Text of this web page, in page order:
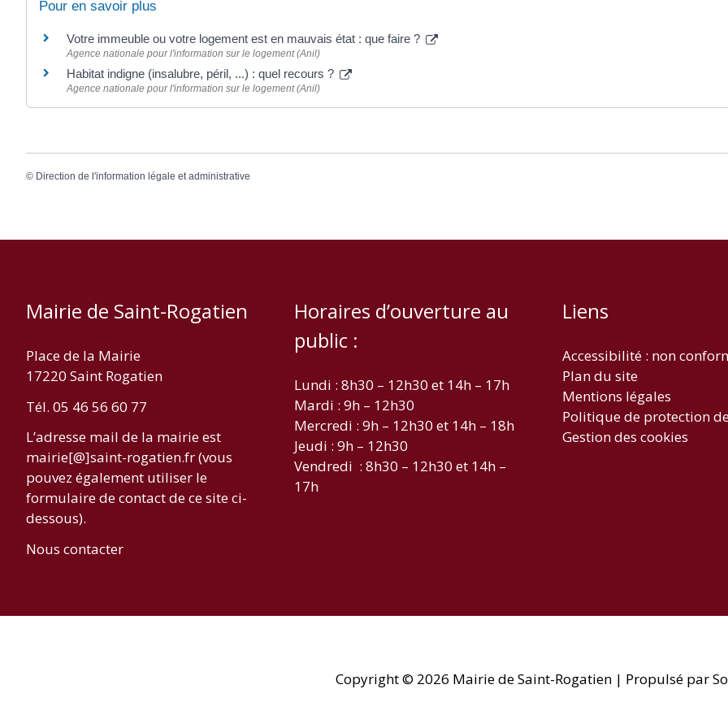
Pour en savoir plus
Votre immeuble ou votre logement est en mauvais état : que faire ?
Agence nationale pour l'information sur le logement (Anil)
Habitat indigne (insalubre, péril, ...) : quel recours ?
Agence nationale pour l'information sur le logement (Anil)
© Direction de l'information légale et administrative
Mairie de Saint-Rogatien
Place de la Mairie
17220 Saint Rogatien
Tél. 05 46 56 60 77
L’adresse mail de la mairie est
mairie[@]saint-rogatien.fr (vous
pouvez également utiliser le
formulaire de contact de ce site ci-
dessous).
Nous contacter
Horaires d’ouverture au
public :
Lundi : 8h30 – 12h30 et 14h – 17h
Mardi : 9h – 12h30
Mercredi : 9h – 12h30 et 14h – 18h
Jeudi : 9h – 12h30
Vendredi : 8h30 – 12h30 et 14h –
17h
Liens
Accessibilité : non
Plan du site
Mentions légales
Politique de protection
Gestion des cookies
Copyright © 2026 Mairie de Saint-Rogatien| Propulsé par